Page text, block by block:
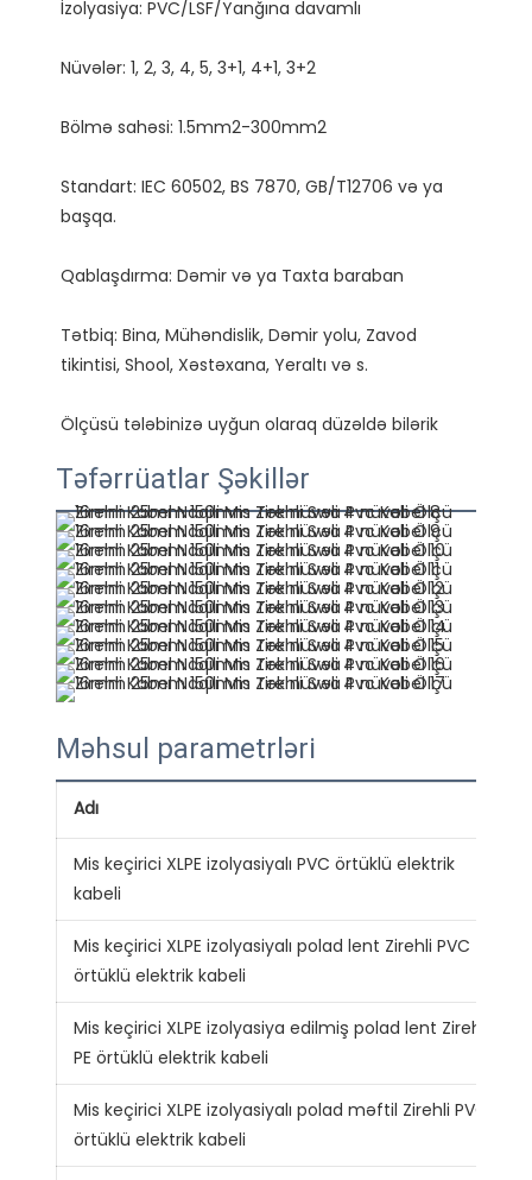
Standart: IEC 60502, BS 7870, GB/T12706 və ya
Tətbiq: Bina, Mühəndislik, Dəmir yolu, Zavod
Təfərrüatlar Şəkillər
Məhsul parametrləri
Adı
Mis keçirici XLPE izolyasiyalı PVC örtüklü elektrik
kabeli
Mis keçirici XLPE izolyasiyalı polad lent Zirehli PVC
örtüklü elektrik kabeli
Mis keçirici XLPE izolyasiya edilmiş polad lent Zirehli
PE örtüklü elektrik kabeli
Mis keçirici XLPE izolyasiyalı polad məftil Zirehli PVC
örtüklü elektrik kabeli